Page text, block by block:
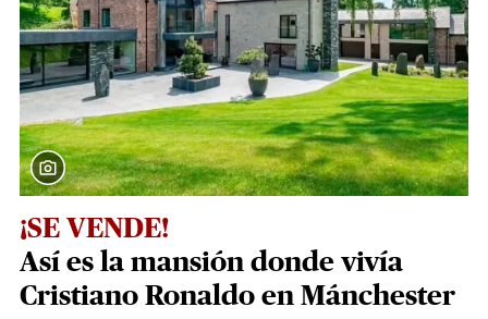
¡SE VENDE!
Así es la mansión donde vivía
Cristiano Ronaldo en Mánchester